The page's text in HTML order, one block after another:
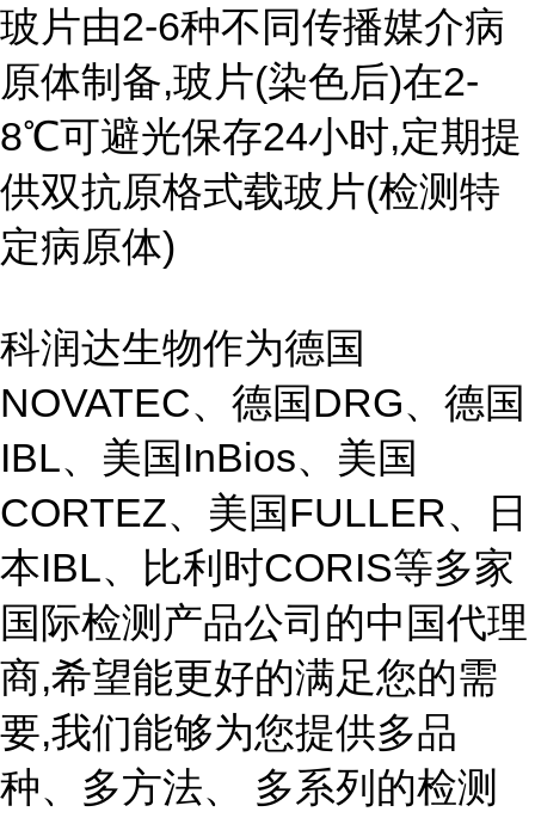
玻片由2-6种不同传播媒介病
原体制备,玻片(染色后)在2-
8℃可避光保存24小时,定期提
供双抗原格式载玻片(检测特
定病原体)
科润达生物作为德国
NOVATEC、德国DRG、德国
IBL、美国InBios、美国
CORTEZ、美国FULLER、日
本IBL、比利时CORIS等多家
国际检测产品公司的中国代理
商,希望能更好的满足您的需
要,我们能够为您提供多品
种、多方法、 多系列的检测